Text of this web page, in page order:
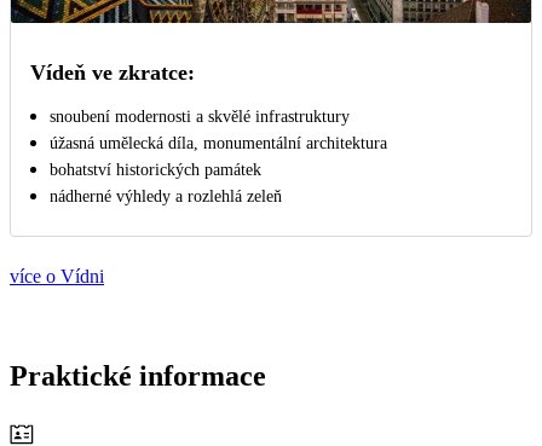
Vídeň ve zkratce:
snoubení modernosti a skvělé infrastruktury
úžasná umělecká díla, monumentální architektura
bohatství historických památek
nádherné výhledy a rozlehlá zeleň
více o Vídni
Praktické informace